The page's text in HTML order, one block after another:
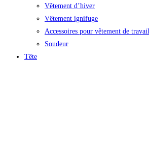
Vêtement d’hiver
Vêtement ignifuge
Accessoires pour vêtement de travail
Soudeur
Tête